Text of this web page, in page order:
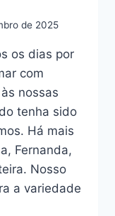
de 2025
os dias por
com
nossas
tenha sido
Há mais
Fernanda,
Nosso
a variedade